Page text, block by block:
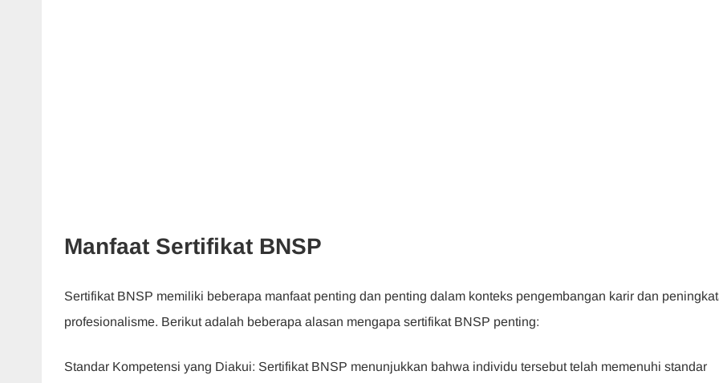
Manfaat Sertifikat BNSP
Sertifikat BNSP memiliki beberapa manfaat penting dan penting dalam konteks pengembangan karir dan
profesionalisme. Berikut adalah beberapa alasan mengapa sertifikat BNSP penting:
Standar Kompetensi yang Diakui: Sertifikat BNSP menunjukkan bahwa individu tersebut telah memenuhi standar